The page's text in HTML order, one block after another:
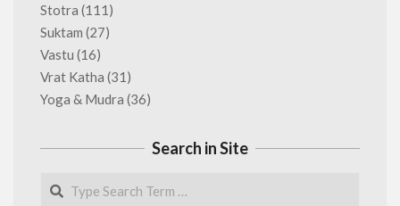
Stotra (111)
Suktam (27)
Vastu (16)
Vrat Katha (31)
Yoga & Mudra (36)
Search in Site
Search